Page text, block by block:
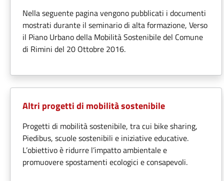
Nella seguente pagina vengono pubblicati i documenti
mostrati durante il seminario di alta formazione, Verso
il Piano Urbano della Mobilità Sostenibile del Comune
di Rimini del 20 Ottobre 2016.
Altri progetti di mobilità sostenibile
Progetti di mobilità sostenibile, tra cui bike sharing,
Piedibus, scuole sostenibili e iniziative educative.
L’obiettivo è ridurre l’impatto ambientale e
promuovere spostamenti ecologici e consapevoli.